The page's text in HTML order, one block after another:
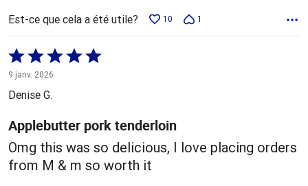
Est-ce que cela a été utile? 10 1
Coté
5 sur
5
9 janv. 2026
Denise G.
Applebutter pork tenderloin
Omg this was so delicious, I love placing orders
from M & m so worth it